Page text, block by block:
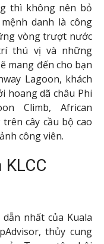
thì không nên bỏ
danh là công
vòng trượt nước
thú vị và những
mang đến cho bạn
Lagoon, khách
hoang dã châu Phi
Climb, African
cây cầu bộ cao
công viên.
nhất của Kuala
thủy cung